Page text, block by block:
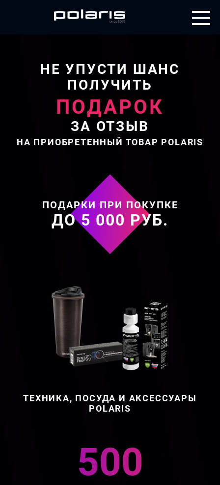
8 800 700 11 78
НЕ УПУСТИ ШАНС
ПОЛУЧИТЬ
ПОДАРОК
ЗА ОТЗЫВ
НА ПРИОБРЕТЕННЫЙ ТОВАР POLARIS
ПОДАРКИ ПРИ ПОКУПКЕ
ДО 5 000 РУБ.
ТЕХНИКА, ПОСУДА И АКСЕССУАРЫ
POLARIS
500